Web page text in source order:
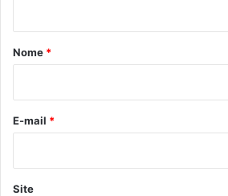
r
*
Nome *
E-mail *
Site